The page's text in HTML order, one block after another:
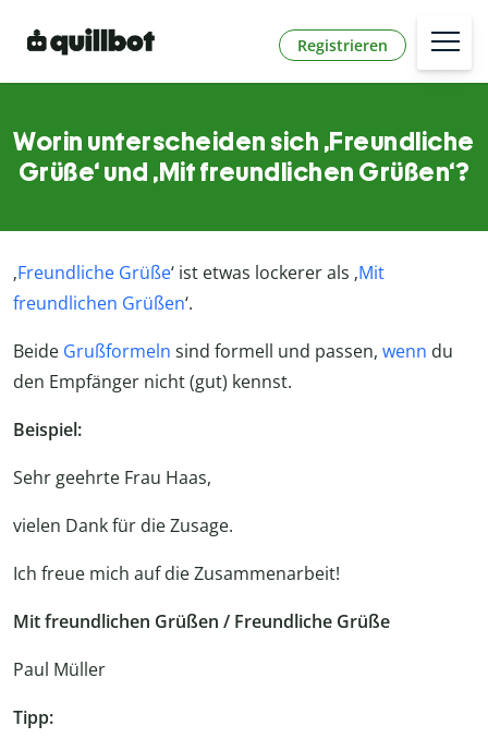
Registrieren
Worin unterscheiden sich ‚Freundliche
Grüße‘ und ‚Mit freundlichen Grüßen‘?
‚Freundliche Grüße‘ ist etwas lockerer als ‚Mit
freundlichen Grüßen‘.
Beide Grußformeln sind formell und passen, wenn du
den Empfänger nicht (gut) kennst.
Beispiel:
Sehr geehrte Frau Haas,
vielen Dank für die Zusage.
Ich freue mich auf die Zusammenarbeit!
Mit freundlichen Grüßen / Freundliche Grüße
Paul Müller
Tipp: